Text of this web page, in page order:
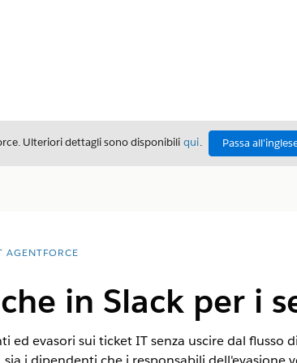
Ulteriori dettagli sono disponibili qui. Passa
AGENTFORCE
in Slack per i
evasori sui ticket IT senza uscire dal flusso